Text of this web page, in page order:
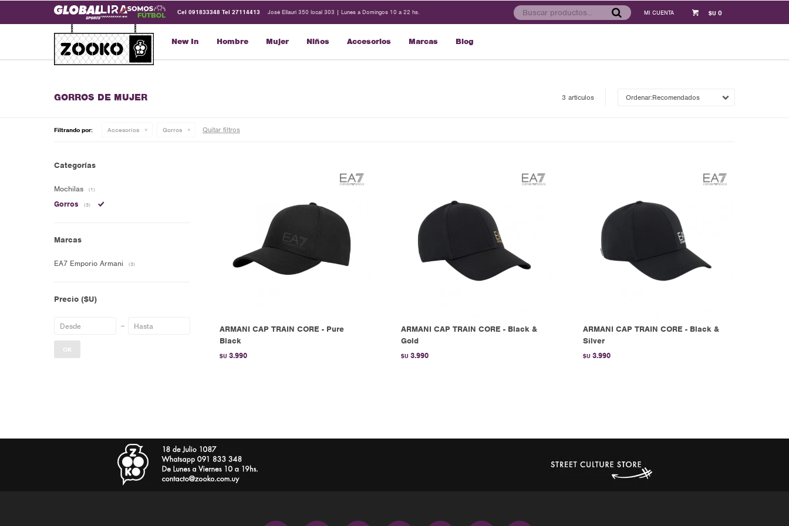
New In Hombre Mujer Niños Accesorios Marcas Blog
$U 0
Cel 091833348 Tel 27114413 José Ellauri 350 local 303 | Lunes a Domingos 10 a 22 hs.
GORROS DE MUJER 3 artículos Recomendados
Filtrando por: Accesorios Gorros Quitar filtros
ARMANI CAP TRAIN CORE - Pure
Black
$U 3.990
ARMANI CAP TRAIN CORE - Black &
Gold
$U 3.990
ARMANI CAP TRAIN CORE - Black &
Silver
$U 3.990
Categorías
Mochilas (1)
Gorros (3)
Marcas
EA7 Emporio Armani (3)
Precio ($U)
OK